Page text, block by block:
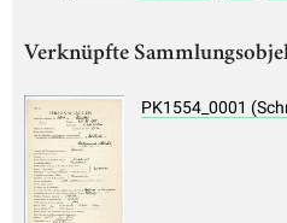
Verknüpfte
PK1554_0001